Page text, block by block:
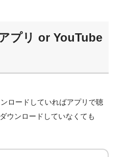
プリ or YouTube
ロードしていればアプリで聴
ウンロードしていなくても